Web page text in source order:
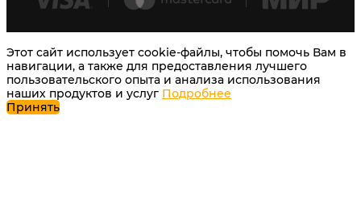
Этот сайт использует cookie-файлы, чтобы помочь Вам в
навигации, а также для предоставления лучшего
пользовательского опыта и анализа использования
наших продуктов и услуг Подробнее
Принять